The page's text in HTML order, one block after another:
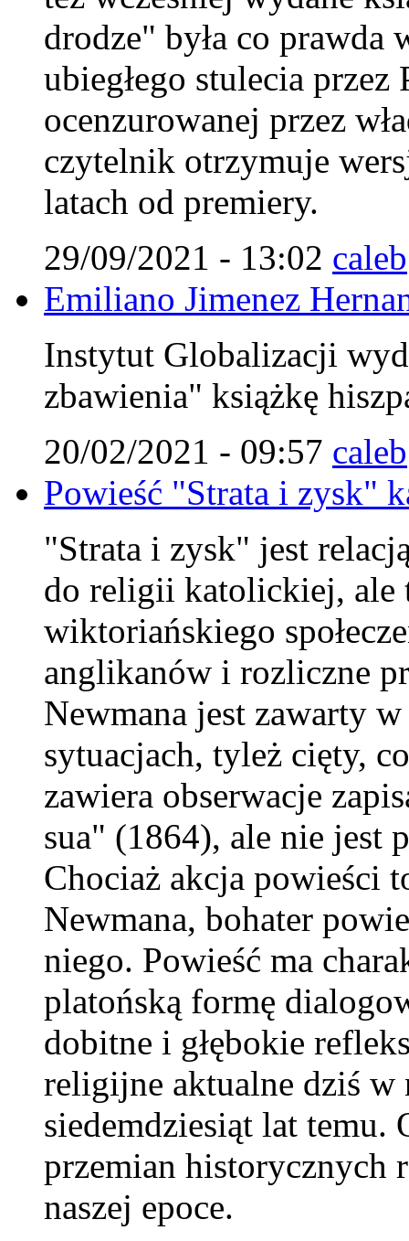
drodze" była co prawda
ubiegłego stulecia
ocenzurowanej przez
czytelnik otrzymuje
latach od premiery.
29/09/2021 - 13:02 caleb
Emiliano Jimenez
Instytut Globalizacji
zbawienia" książkę
20/02/2021 - 09:57 caleb
Powieść "Strata i zysk"
"Strata i zysk" jest
do religii katolickiej, ale
wiktoriańskiego
anglikanów i rozliczne
Newmana jest zawarty
sytuacjach, tyleż cięty,
zawiera obserwacje
sua" (1864), ale nie jest
Chociaż akcja powieści
Newmana, bohater
niego. Powieść ma
platońską formę
dobitne i głębokie
religijne aktualne dziś
siedemdziesiąt lat
przemian historycznych
naszej epoce.